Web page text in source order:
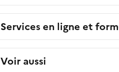
Services en ligne et
Voir aussi